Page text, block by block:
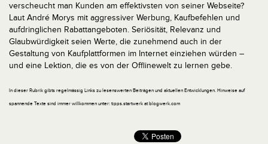
verscheucht man Kunden am effektivsten von seiner Webseite?
Laut André Morys mit aggressiver Werbung, Kaufbefehlen und
aufdringlichen Rabattangeboten. Seriösität, Relevanz und
Glaubwürdigkeit seien Werte, die zunehmend auch in der
Gestaltung von Kaufplattformen im Internet einziehen würden –
und eine Lektion, die es von der Offlinewelt zu lernen gebe.
In dieser Rubrik gibts regelmässig Links zu lesenswerten Beiträgen und aktuellen Entwicklungen. Hinweise auf
spannende Texte sind immer willkommen unter: tipps.startwerk at blogwerk.com